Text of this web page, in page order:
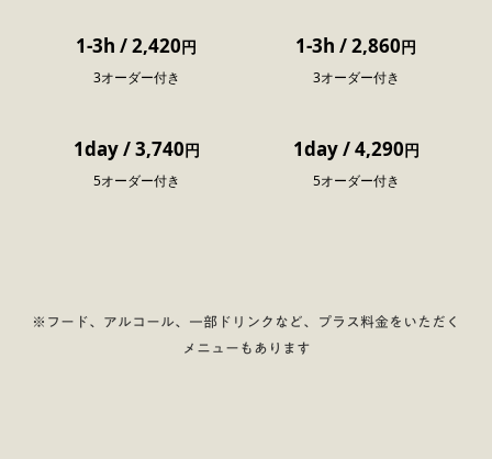
1-3h /2,420円
3オーダー付き
1day/3,740円
5オーダー付き
1-3h /2,860円
3オーダー付き
1day/4,290円
5オーダー付き
※フード、アルコール、一部ドリンクなど、プラス料金をいただく
メニューもあります